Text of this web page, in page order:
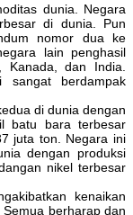
dunia. Negara
di dunia. Pun
nomor dua ke
lain penghasil
Kanada, dan India.
sangat berdampak
di dunia dengan
batu bara terbesar
juta ton. Negara ini
dengan produksi
nikel terbesar
kenaikan
berharap dan